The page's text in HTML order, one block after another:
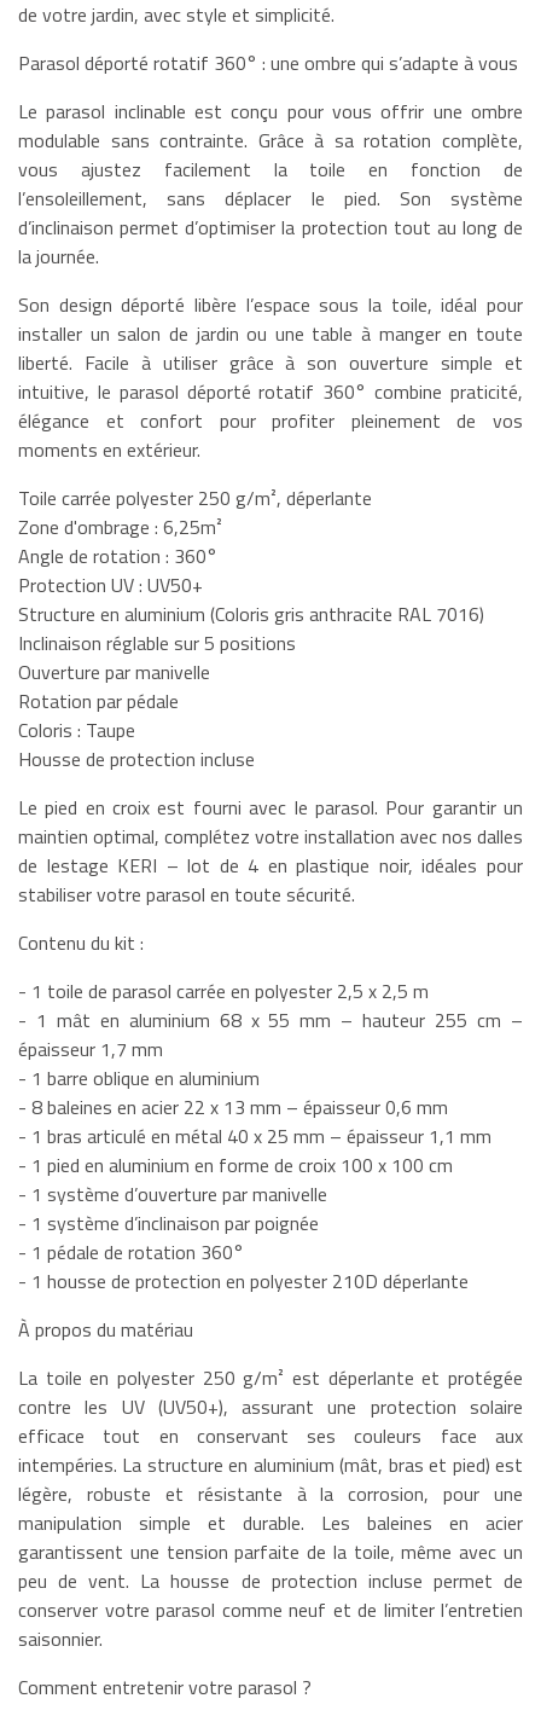
de votre jardin, avec style et simplicité.
Parasol déporté rotatif 360° : une ombre qui s’adapte à vous
Le parasol inclinable est conçu pour vous offrir une ombre
modulable sans contrainte. Grâce à sa rotation complète,
vous ajustez facilement la toile en fonction de
l’ensoleillement, sans déplacer le pied. Son système
d’inclinaison permet d’optimiser la protection tout au long de
la journée.
Son design déporté libère l’espace sous la toile, idéal pour
installer un salon de jardin ou une table à manger en toute
liberté. Facile à utiliser grâce à son ouverture simple et
intuitive, le parasol déporté rotatif 360° combine praticité,
élégance et confort pour profiter pleinement de vos
moments en extérieur.
Toile carrée polyester 250 g/m², déperlante
Zone d'ombrage : 6,25m²
Angle de rotation : 360°
Protection UV : UV50+
Structure en aluminium (Coloris gris anthracite RAL 7016)
Inclinaison réglable sur 5 positions
Ouverture par manivelle
Rotation par pédale
Coloris : Taupe
Housse de protection incluse
Le pied en croix est fourni avec le parasol. Pour garantir un
maintien optimal, complétez votre installation avec nos dalles
de lestage KERI – lot de 4 en plastique noir, idéales pour
stabiliser votre parasol en toute sécurité.
Contenu du kit :
- 1 toile de parasol carrée en polyester 2,5 x 2,5 m
- 1 mât en aluminium 68 x 55 mm – hauteur 255 cm –
épaisseur 1,7 mm
- 1 barre oblique en aluminium
- 8 baleines en acier 22 x 13 mm – épaisseur 0,6 mm
- 1 bras articulé en métal 40 x 25 mm – épaisseur 1,1 mm
- 1 pied en aluminium en forme de croix 100 x 100 cm
- 1 système d’ouverture par manivelle
- 1 système d’inclinaison par poignée
- 1 pédale de rotation 360°
- 1 housse de protection en polyester 210D déperlante
À propos du matériau
La toile en polyester 250 g/m² est déperlante et protégée
contre les UV (UV50+), assurant une protection solaire
efficace tout en conservant ses couleurs face aux
intempéries. La structure en aluminium (mât, bras et pied) est
légère, robuste et résistante à la corrosion, pour une
manipulation simple et durable. Les baleines en acier
garantissent une tension parfaite de la toile, même avec un
peu de vent. La housse de protection incluse permet de
conserver votre parasol comme neuf et de limiter l’entretien
saisonnier.
Comment entretenir votre parasol ?